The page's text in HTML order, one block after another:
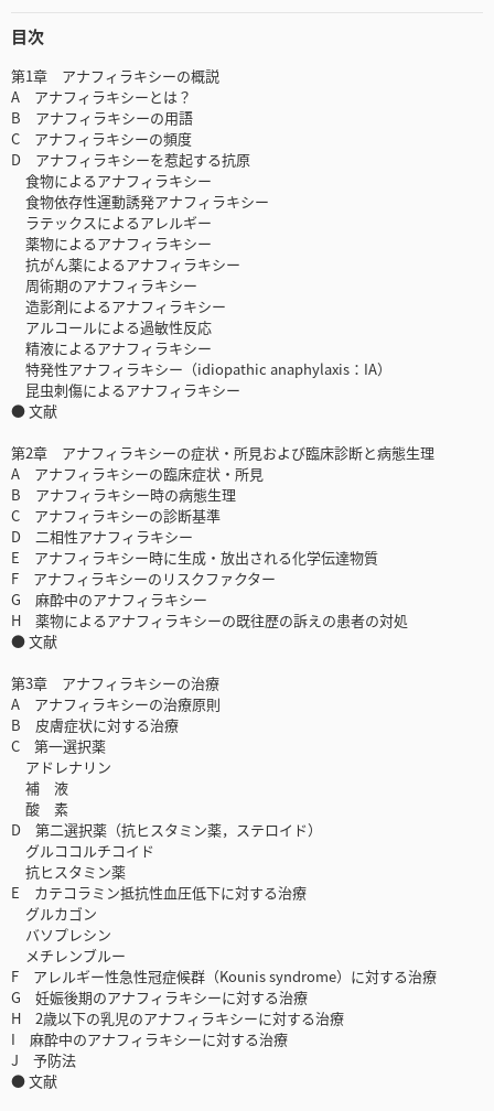
目次
第1章 アナフィラキシーの概説
A アナフィラキシーとは？
B アナフィラキシーの用語
C アナフィラキシーの頻度
D アナフィラキシーを惹起する抗原
食物によるアナフィラキシー
食物依存性運動誘発アナフィラキシー
ラテックスによるアレルギー
薬物によるアナフィラキシー
抗がん薬によるアナフィラキシー
周術期のアナフィラキシー
造影剤によるアナフィラキシー
アルコールによる過敏性反応
精液によるアナフィラキシー
特発性アナフィラキシー（idiopathic anaphylaxis：IA）
昆虫刺傷によるアナフィラキシー
● 文献
第2章 アナフィラキシーの症状・所見および臨床診断と病態生理
A アナフィラキシーの臨床症状・所見
B アナフィラキシー時の病態生理
C アナフィラキシーの診断基準
D 二相性アナフィラキシー
E アナフィラキシー時に生成・放出される化学伝達物質
F アナフィラキシーのリスクファクター
G 麻酔中のアナフィラキシー
H 薬物によるアナフィラキシーの既往歴の訴えの患者の対処
● 文献
第3章 アナフィラキシーの治療
A アナフィラキシーの治療原則
B 皮膚症状に対する治療
C 第一選択薬
アドレナリン
補 液
酸 素
D 第二選択薬（抗ヒスタミン薬，ステロイド）
グルココルチコイド
抗ヒスタミン薬
E カテコラミン抵抗性血圧低下に対する治療
グルカゴン
バソプレシン
メチレンブルー
F アレルギー性急性冠症候群（Kounis syndrome）に対する治療
G 妊娠後期のアナフィラキシーに対する治療
H 2歳以下の乳児のアナフィラキシーに対する治療
I 麻酔中のアナフィラキシーに対する治療
J 予防法
● 文献